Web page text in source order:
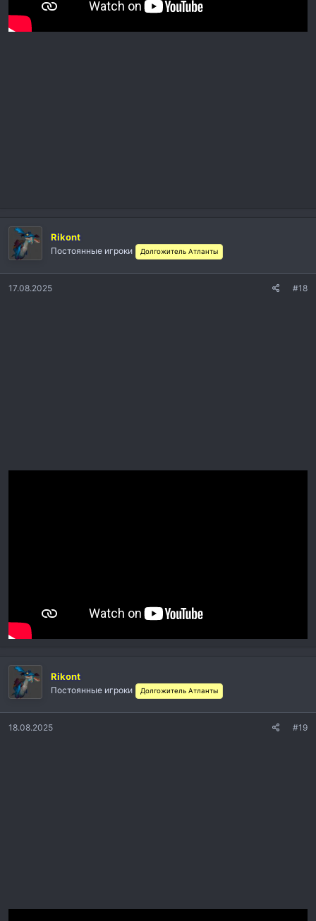
Rikont
Постоянные игроки Долгожитель Атланты
17.08.2025 #18
Rikont
Постоянные игроки Долгожитель Атланты
18.08.2025 #19